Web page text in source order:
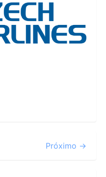
Próximo →